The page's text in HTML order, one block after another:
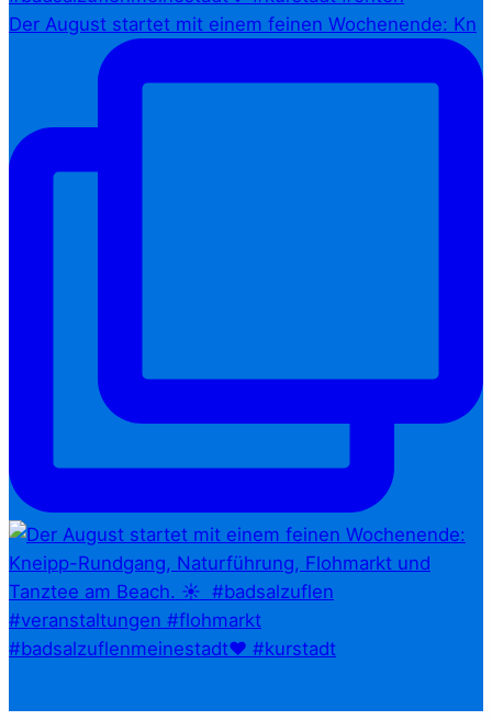
Der August startet mit einem feinen Wochenende: Kn